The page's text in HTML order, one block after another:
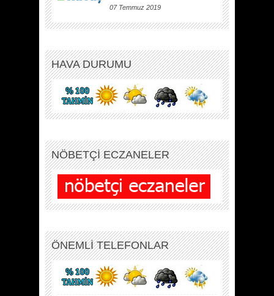
07 Temmuz 2019
HAVA DURUMU
NÖBETÇİ ECZANELER
ÖNEMLİ TELEFONLAR